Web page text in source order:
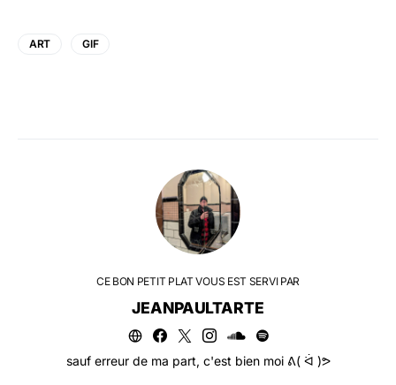
ART GIF
CE BON PETIT PLAT VOUS EST SERVI PAR
JEANPAULTARTE
sauf erreur de ma part, c'est bien moi ᕕ( ᐛ )ᕗ